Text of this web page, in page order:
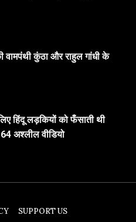
वामपंथी कुंठा और राहुल गांधी के
हिंदू लड़कियों को फँसाती थी
अश्लील वीडियो
SUPPORT US